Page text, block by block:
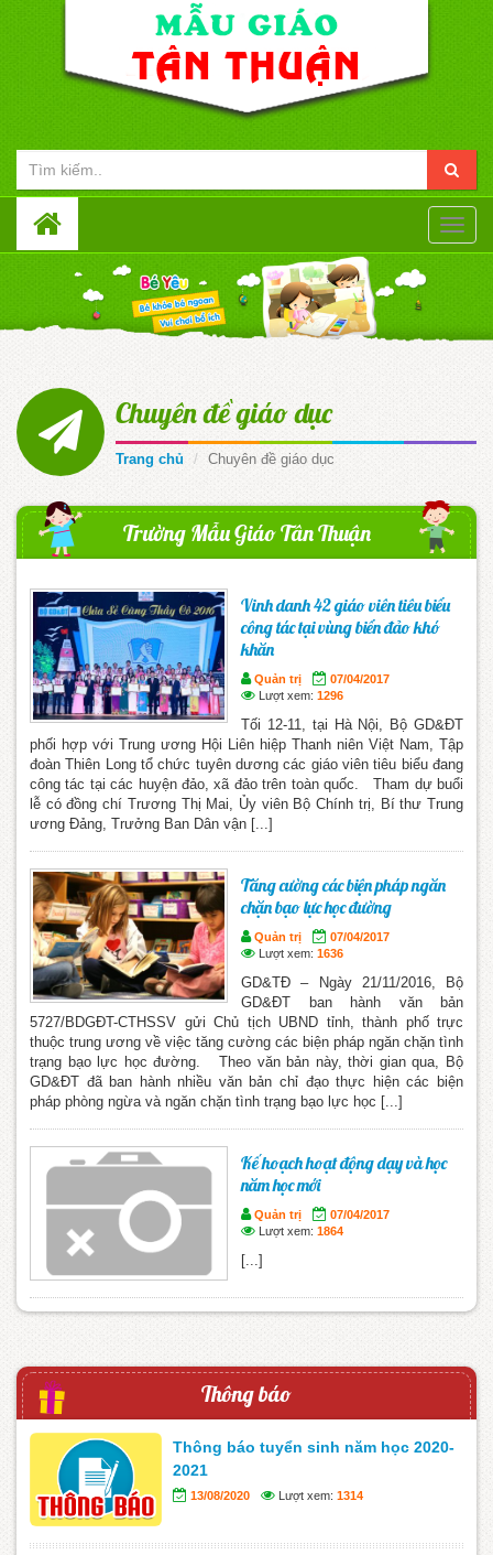
Toggle
Chuyên đề giáo dục
Trang chủ Chuyên đề giáo dục
Trường Mẫu Giáo Tân Thuận
Vinh danh 42 giáo viên tiêu biểu
công tác tại vùng biển đảo khó
khăn
Quản trị
07/04/2017
Lượt xem: 1296
Tối 12-11, tại Hà Nội, Bộ GD&ĐT
phối hợp với Trung ương Hội Liên hiệp Thanh niên Việt Nam, Tập
đoàn Thiên Long tổ chức tuyên dương các giáo viên tiêu biểu đang
công tác tại các huyện đảo, xã đảo trên toàn quốc. Tham dự buổi
lễ có đồng chí Trương Thị Mai, Ủy viên Bộ Chính trị, Bí thư Trung
ương Đảng, Trưởng Ban Dân vận [...]
Tăng cường các biện pháp ngăn
chặn bạo lực học đường
Quản trị
07/04/2017
Lượt xem: 1636
GD&TĐ – Ngày 21/11/2016, Bộ
GD&ĐT ban hành văn bản
5727/BDGĐT-CTHSSV gửi Chủ tịch UBND tỉnh, thành phố trực
thuộc trung ương về việc tăng cường các biện pháp ngăn chặn tình
trạng bạo lực học đường. Theo văn bản này, thời gian qua, Bộ
GD&ĐT đã ban hành nhiều văn bản chỉ đạo thực hiện các biện
pháp phòng ngừa và ngăn chặn tình trạng bạo lực học [...]
Kế hoạch hoạt động dạy và học
năm học mới
Quản trị
07/04/2017
Lượt xem: 1864
[...]
Thông báo
Thông báo tuyển sinh năm học 2020-
2021
13/08/2020 Lượt xem: 1314